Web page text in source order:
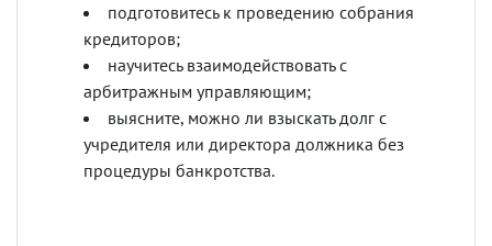
подготовитесь к проведению собрания
кредиторов;
научитесь взаимодействовать с
арбитражным управляющим;
выясните, можно ли взыскать долг с
учредителя или директора должника без
процедуры банкротства.